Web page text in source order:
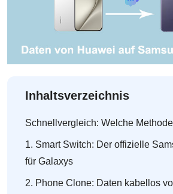
Inhaltsverzeichnis
Schnellvergleich: Welche
1. Smart Switch: Der offizielle
für Galaxys
2. Phone Clone: Daten kabellos